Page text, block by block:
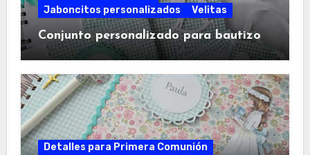
Jaboncitos personalizados
Velitas
Conjunto personalizado para bautizo
Detalles para Primera Comunión